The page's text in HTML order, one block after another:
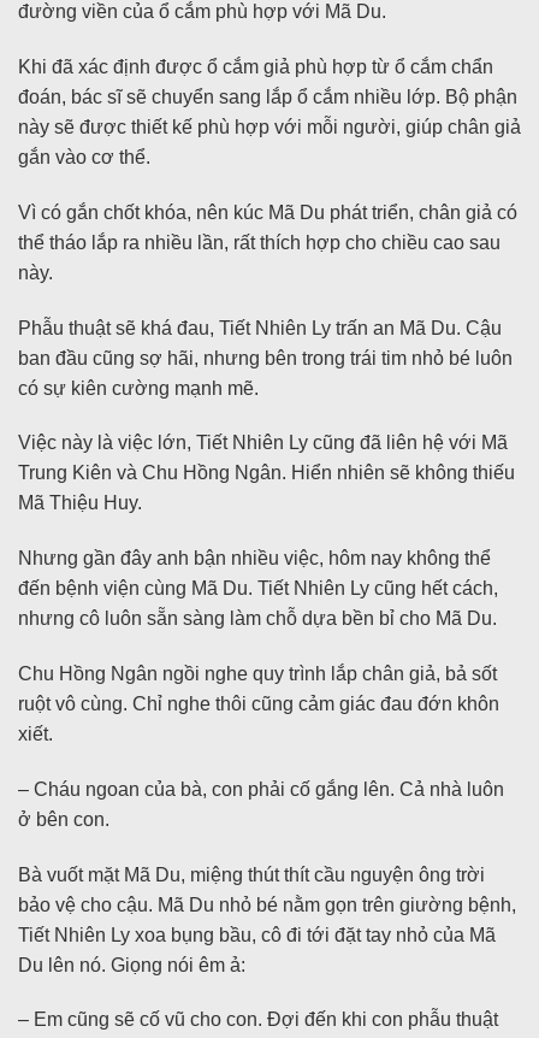
đường viền của ổ cắm phù hợp với Mã Du.
Khi đã xác định được ổ cắm giả phù hợp từ ổ cắm chẩn
đoán, bác sĩ sẽ chuyển sang lắp ổ cắm nhiều lớp. Bộ phận
này sẽ được thiết kế phù hợp với mỗi người, giúp chân giả
gắn vào cơ thể.
Vì có gắn chốt khóa, nên kúc Mã Du phát triển, chân giả có
thể tháo lắp ra nhiều lần, rất thích hợp cho chiều cao sau
này.
Phẫu thuật sẽ khá đau, Tiết Nhiên Ly trấn an Mã Du. Cậu
ban đầu cũng sợ hãi, nhưng bên trong trái tim nhỏ bé luôn
có sự kiên cường mạnh mẽ.
Việc này là việc lớn, Tiết Nhiên Ly cũng đã liên hệ với Mã
Trung Kiên và Chu Hồng Ngân. Hiển nhiên sẽ không thiếu
Mã Thiệu Huy.
Nhưng gần đây anh bận nhiều việc, hôm nay không thể
đến bệnh viện cùng Mã Du. Tiết Nhiên Ly cũng hết cách,
nhưng cô luôn sẵn sàng làm chỗ dựa bền bỉ cho Mã Du.
Chu Hồng Ngân ngồi nghe quy trình lắp chân giả, bả sốt
ruột vô cùng. Chỉ nghe thôi cũng cảm giác đau đớn khôn
xiết.
– Cháu ngoan của bà, con phải cố gắng lên. Cả nhà luôn
ở bên con.
Bà vuốt mặt Mã Du, miệng thút thít cầu nguyện ông trời
bảo vệ cho cậu. Mã Du nhỏ bé nằm gọn trên giường bệnh,
Tiết Nhiên Ly xoa bụng bầu, cô đi tới đặt tay nhỏ của Mã
Du lên nó. Giọng nói êm ả:
– Em cũng sẽ cố vũ cho con. Đợi đến khi con phẫu thuật